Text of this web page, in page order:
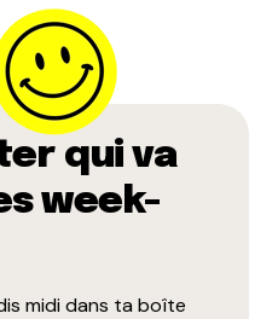
qui va
week-
midi dans ta boîte